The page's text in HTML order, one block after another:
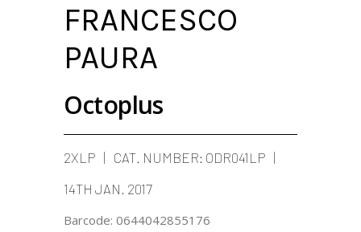
FRANCESCO
PAURA
Octoplus
2XLP CAT. NUMBER: ODR041LP
14TH JAN. 2017
Barcode: 0644042855176